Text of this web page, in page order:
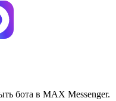
бота в MAX Messenger.